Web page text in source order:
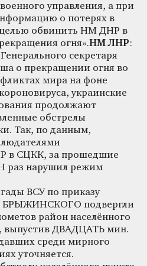
управления, а при
о потерях в
обвинить НМ ДНР в
огня».НМ ЛНР:
секретаря
о прекращении огня во
мира на фоне
украинские
продолжают
обстрелы
Так, по данным,
в СЦКК, за прошедшие
раз нарушил режим
ВСУ по приказу
БРЫЖИНСКОГО подвергли
район населённого
ДВАДЦАТЬ мин.
среди мирного
уточняется.